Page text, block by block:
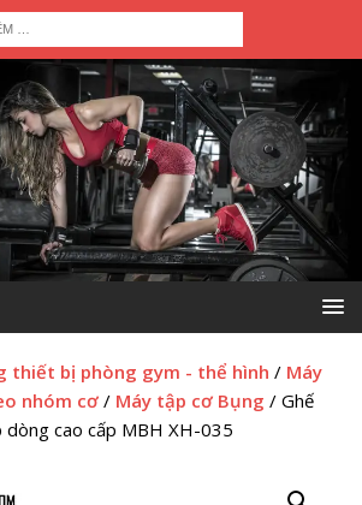
thiết bị phòng gym - thể hình / Máy
nhóm cơ / Máy tập cơ Bụng / Ghế
cao cấp MBH XH-035